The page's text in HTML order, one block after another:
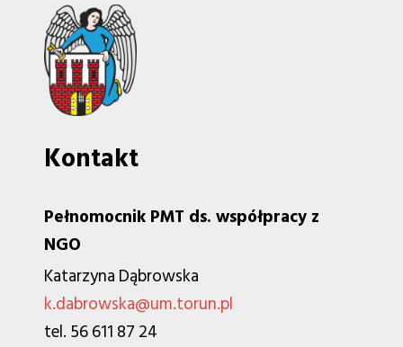
Kontakt
Pełnomocnik PMT ds. współpracy z
NGO
Katarzyna Dąbrowska
k.dabrowska@um.torun.pl
tel. 56 611 87 24